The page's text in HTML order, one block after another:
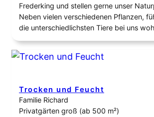
Frederking und stellen gerne unser
Neben vielen verschiedenen Pflanzen,
die unterschiedlichsten Tiere bei uns
gehören Singvögel wie Meisen, Amseln
Nachtigallpärchen. Hinzu kommen
Schnecken, Bienen, Hummeln,
Trocken und Feucht
Familie Richard
Privatgärten groß (ab 500 m²)